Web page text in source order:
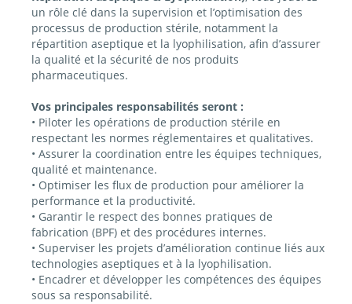
un rôle clé dans la supervision et l’optimisation des
processus de production stérile, notamment la
répartition aseptique et la lyophilisation, afin d’assurer
la qualité et la sécurité de nos produits
pharmaceutiques.
Vos principales responsabilités seront :
• Piloter les opérations de production stérile en
respectant les normes réglementaires et qualitatives.
• Assurer la coordination entre les équipes techniques,
qualité et maintenance.
• Optimiser les flux de production pour améliorer la
performance et la productivité.
• Garantir le respect des bonnes pratiques de
fabrication (BPF) et des procédures internes.
• Superviser les projets d’amélioration continue liés aux
technologies aseptiques et à la lyophilisation.
• Encadrer et développer les compétences des équipes
sous sa responsabilité.